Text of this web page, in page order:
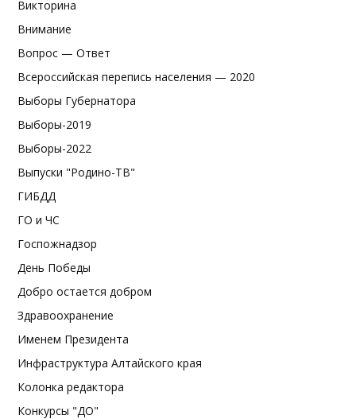
Викторина
Внимание
Вопрос — Ответ
Всероссийская перепись населения — 2020
Выборы Губернатора
Выборы-2019
Выборы-2022
Выпуски "Родино-ТВ"
ГИБДД
ГО и ЧС
Госпожнадзор
День Победы
Добро остается добром
Здравоохранение
Именем Президента
Инфраструктура Алтайского края
Колонка редактора
Конкурсы "ДО"